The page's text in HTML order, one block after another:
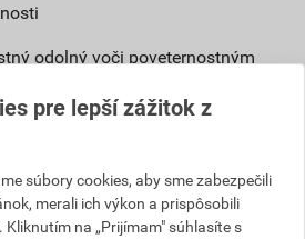
odolný voči poveternostným
schopnosti
vplyvom, UV
pre lepší zážitok z
súbory cookies, aby sme zabezpečili
merali ich výkon a prispôsobili
na „Prijímam" súhlasíte s